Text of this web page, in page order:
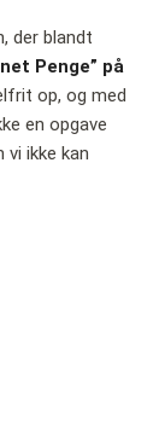
der blandt
Penge” på
op, og med
en opgave
ikke kan